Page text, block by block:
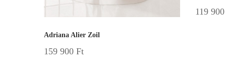
Adriana Alier Zoil
159 900 Ft
119 900